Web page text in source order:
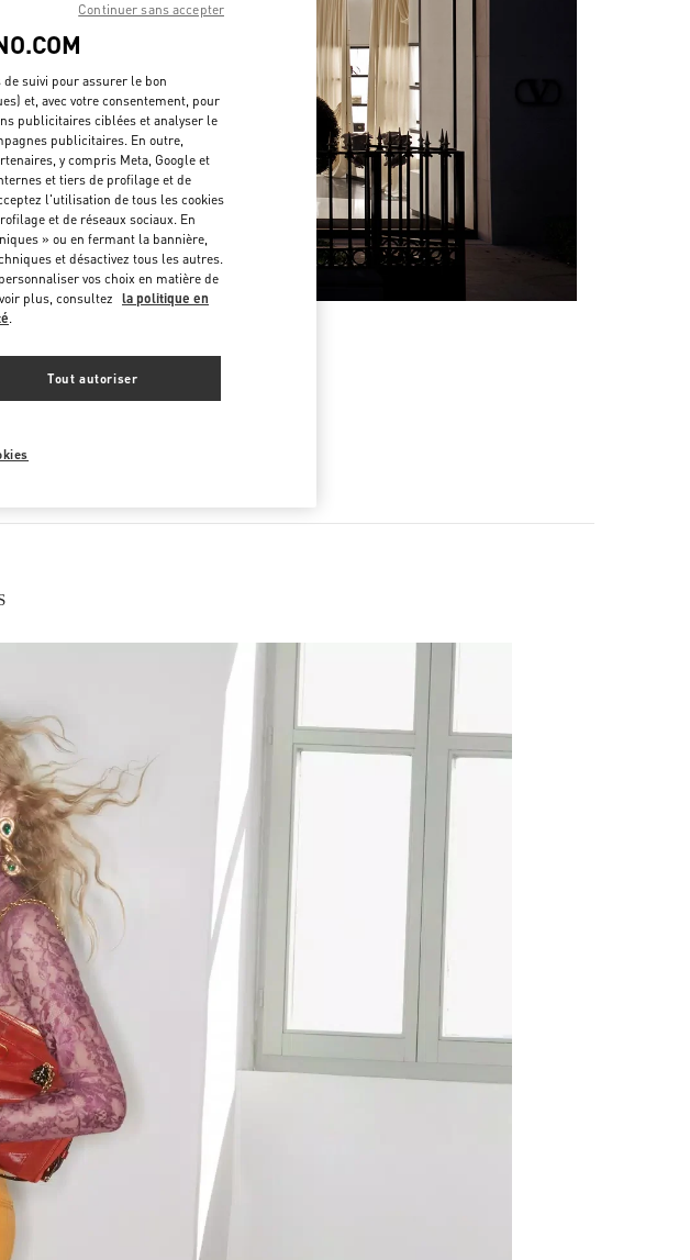
10:00 PM
-10:00 PM
-
10:00 PM
-10:00 PM
- 10:00 PM
10:00 PM
-10:00 PM
CETTE BOUTIQUE
suivi pour assurer le bon
et, avec votre consentement, pour
publicitaires ciblées et analyser le
publicitaires. En outre,
y compris Meta, Google et
et tiers de profilage et de
l'utilisation de tous les cookies
et de réseaux sociaux. En
» ou en fermant la bannière,
et désactivez tous les autres.
vos choix en matière de
plus, consultez la politique en
.
Tout autoriser
Continuer sans accepter